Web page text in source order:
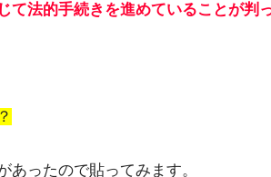
法的手続きを進めていることが判っ
あったので貼ってみます。